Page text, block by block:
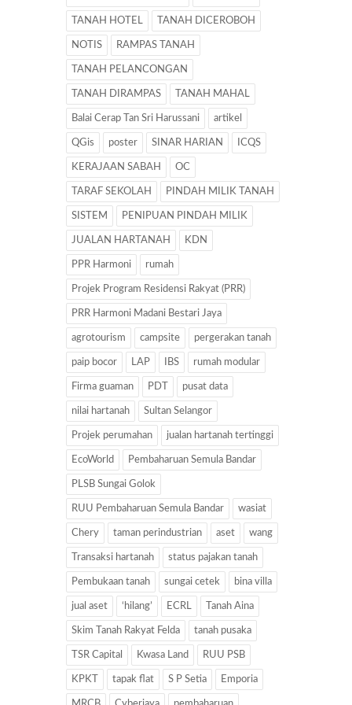
TANAH HOTEL TANAH DICEROBOH
NOTIS RAMPAS TANAH
TANAH PELANCONGAN
TANAH DIRAMPAS TANAH MAHAL
Balai Cerap Tan Sri Harussani artikel
QGis poster SINAR HARIAN ICQS
KERAJAAN SABAH OC
TARAF SEKOLAH PINDAH MILIK TANAH
SISTEM PENIPUAN PINDAH MILIK
JUALAN HARTANAH KDN
PPR Harmoni rumah
Projek Program Residensi Rakyat (PRR)
PRR Harmoni Madani Bestari Jaya
agrotourism campsite pergerakan tanah
paip bocor LAP IBS rumah modular
Firma guaman PDT pusat data
nilai hartanah Sultan Selangor
Projek perumahan jualan hartanah tertinggi
EcoWorld Pembaharuan Semula Bandar
PLSB Sungai Golok
RUU Pembaharuan Semula Bandar wasiat
Chery taman perindustrian aset wang
Transaksi hartanah status pajakan tanah
Pembukaan tanah sungai cetek bina villa
jual aset ‘hilang’ ECRL Tanah Aina
Skim Tanah Rakyat Felda tanah pusaka
TSR Capital Kwasa Land RUU PSB
KPKT tapak flat S P Setia Emporia